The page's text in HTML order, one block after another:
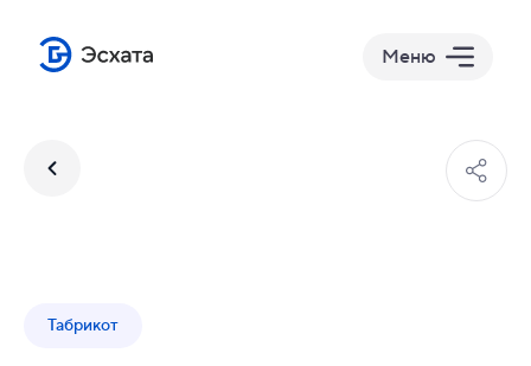
Меню
Табрикот